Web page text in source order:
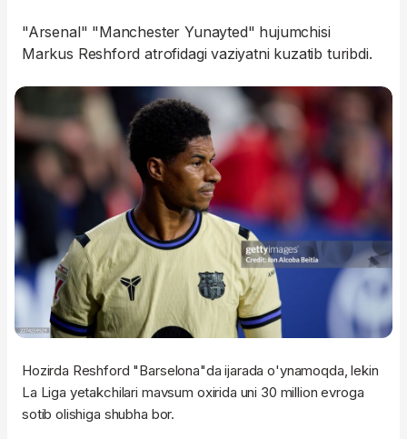
"Arsenal" "Manchester Yunayted" hujumchisi
Markus Reshford atrofidagi vaziyatni kuzatib turibdi.
Hozirda Reshford "Barselona"da ijarada o'ynamoqda, lekin
La Liga yetakchilari mavsum oxirida uni 30 million evroga
sotib olishiga shubha bor.